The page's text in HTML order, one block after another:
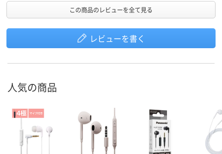
この商品のレビューを全て見る
レビューを書く
人気の商品